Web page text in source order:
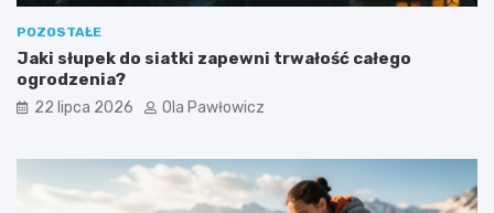
POZOSTAŁE
Jaki słupek do siatki zapewni trwałość całego
ogrodzenia?
22 lipca 2026 Ola Pawłowicz